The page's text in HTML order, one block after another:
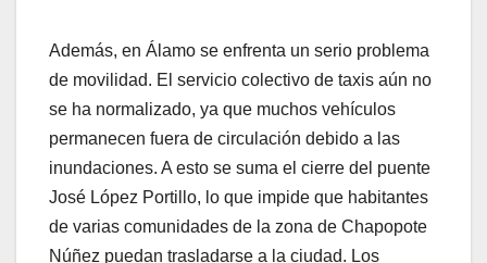
Además, en Álamo se enfrenta un serio problema
de movilidad. El servicio colectivo de taxis aún no
se ha normalizado, ya que muchos vehículos
permanecen fuera de circulación debido a las
inundaciones. A esto se suma el cierre del puente
José López Portillo, lo que impide que habitantes
de varias comunidades de la zona de Chapopote
Núñez puedan trasladarse a la ciudad. Los